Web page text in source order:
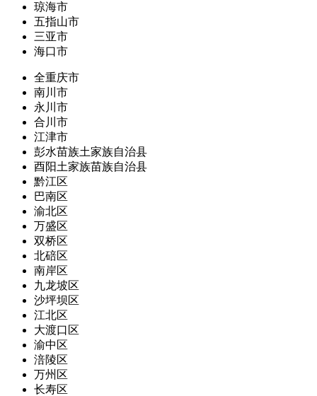
琼海市
五指山市
三亚市
海口市
全重庆市
南川市
永川市
合川市
江津市
彭水苗族土家族自治县
酉阳土家族苗族自治县
黔江区
巴南区
渝北区
万盛区
双桥区
北碚区
南岸区
九龙坡区
沙坪坝区
江北区
大渡口区
渝中区
涪陵区
万州区
长寿区